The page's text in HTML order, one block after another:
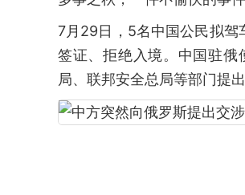
7月29日，5名中国公民拟驾
签证、拒绝入境。中国驻俄
局、联邦安全总局等部门提出